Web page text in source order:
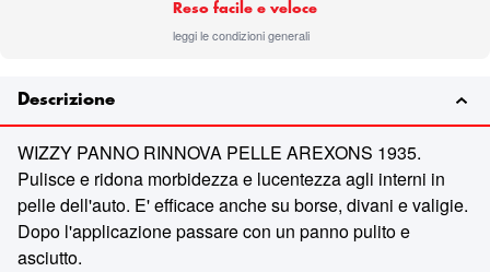
Reso facile e veloce
leggi le condizioni generali
Descrizione
WIZZY PANNO RINNOVA PELLE AREXONS 1935.
Pulisce e ridona morbidezza e lucentezza agli interni in
pelle dell'auto. E' efficace anche su borse, divani e valigie.
Dopo l'applicazione passare con un panno pulito e
asciutto.